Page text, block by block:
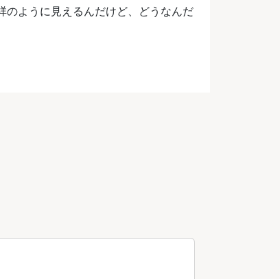
ように見えるんだけど、どうなんだ